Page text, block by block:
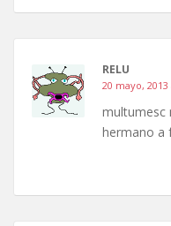
RELU
20 mayo, 2013
multumesc
hermano a